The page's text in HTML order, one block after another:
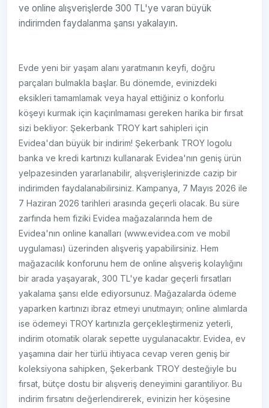
ve online alışverişlerde 300 TL'ye varan büyük
indirimden faydalanma şansı yakalayın.
Evde yeni bir yaşam alanı yaratmanın keyfi, doğru
parçaları bulmakla başlar. Bu dönemde, evinizdeki
eksikleri tamamlamak veya hayal ettiğiniz o konforlu
köşeyi kurmak için kaçırılmaması gereken harika bir fırsat
sizi bekliyor: Şekerbank TROY kart sahipleri için
Evidea'dan büyük bir indirim! Şekerbank TROY logolu
banka ve kredi kartınızı kullanarak Evidea'nın geniş ürün
yelpazesinden yararlanabilir, alışverişlerinizde cazip bir
indirimden faydalanabilirsiniz. Kampanya, 7 Mayıs 2026 ile
7 Haziran 2026 tarihleri arasında geçerli olacak. Bu süre
zarfında hem fiziki Evidea mağazalarında hem de
Evidea'nın online kanalları (www.evidea.com ve mobil
uygulaması) üzerinden alışveriş yapabilirsiniz. Hem
mağazacılık konforunu hem de online alışveriş kolaylığını
bir arada yaşayarak, 300 TL'ye kadar geçerli fırsatları
yakalama şansı elde ediyorsunuz. Mağazalarda ödeme
yaparken kartınızı ibraz etmeyi unutmayın; online alımlarda
ise ödemeyi TROY kartınızla gerçekleştirmeniz yeterli,
indirim otomatik olarak sepette uygulanacaktır. Evidea, ev
yaşamına dair her türlü ihtiyaca cevap veren geniş bir
koleksiyona sahipken, Şekerbank TROY desteğiyle bu
fırsat, bütçe dostu bir alışveriş deneyimini garantiliyor. Bu
indirim fırsatını değerlendirerek, evinizin her köşesine